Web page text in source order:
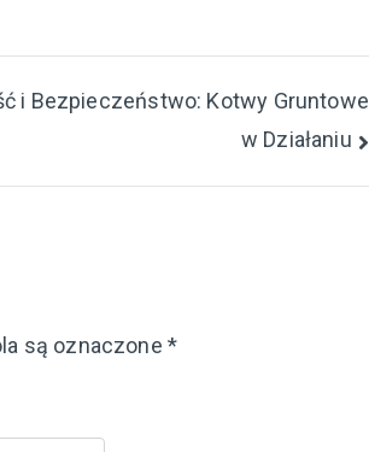
i Bezpieczeństwo: Kotwy Gruntowe
w Działaniu
są oznaczone *